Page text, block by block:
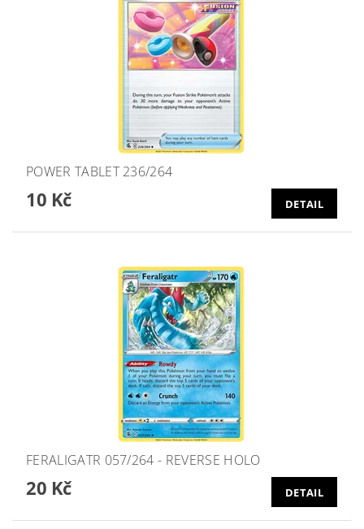
POWER TABLET 236/264
10 Kč DETAIL
FERALIGATR 057/264 - REVERSE HOLO
20 Kč DETAIL